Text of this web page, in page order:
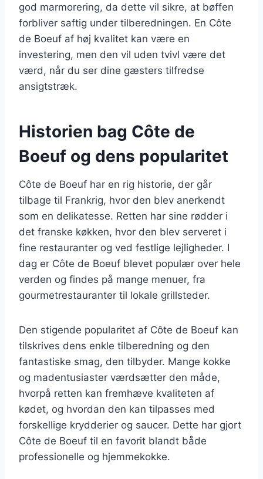
god marmorering, da dette vil sikre, at bøffen
forbliver saftig under tilberedningen. En Côte
de Boeuf af høj kvalitet kan være en
investering, men den vil uden tvivl være det
værd, når du ser dine gæsters tilfredse
ansigtstræk.
Historien bag Côte de
Boeuf og dens popularitet
Côte de Boeuf har en rig historie, der går
tilbage til Frankrig, hvor den blev anerkendt
som en delikatesse. Retten har sine rødder i
det franske køkken, hvor den blev serveret i
fine restauranter og ved festlige lejligheder. I
dag er Côte de Boeuf blevet populær over hele
verden og findes på mange menuer, fra
gourmetrestauranter til lokale grillsteder.
Den stigende popularitet af Côte de Boeuf kan
tilskrives dens enkle tilberedning og den
fantastiske smag, den tilbyder. Mange kokke
og madentusiaster værdsætter den måde,
hvorpå retten kan fremhæve kvaliteten af
kødet, og hvordan den kan tilpasses med
forskellige krydderier og saucer. Dette har gjort
Côte de Boeuf til en favorit blandt både
professionelle og hjemmekokke.